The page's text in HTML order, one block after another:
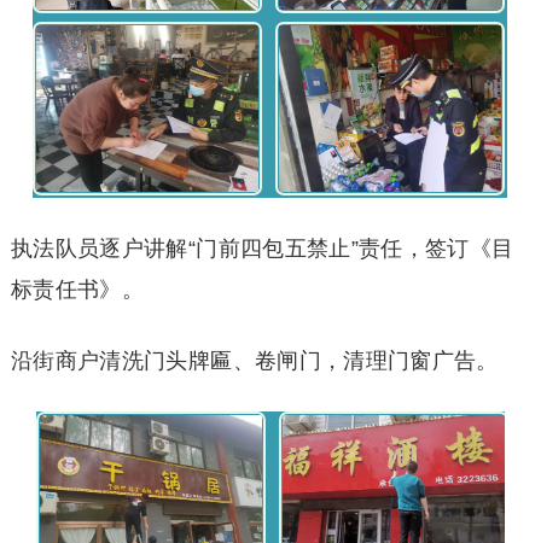
执法队员逐户讲解“门前四包五禁止”责任，签订《目
标责任书》。
沿街商户清洗门头牌匾、卷闸门，清理门窗广告。